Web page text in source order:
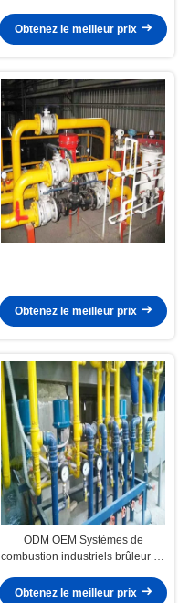
Obtenez le meilleur prix
Obtenez le meilleur prix
ODM OEM Systèmes de
combustion industriels brûleur de
Obtenez le meilleur prix